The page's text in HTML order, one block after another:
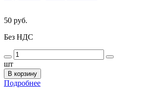
50 руб.
Без НДС
шт
В корзину
Подробнее